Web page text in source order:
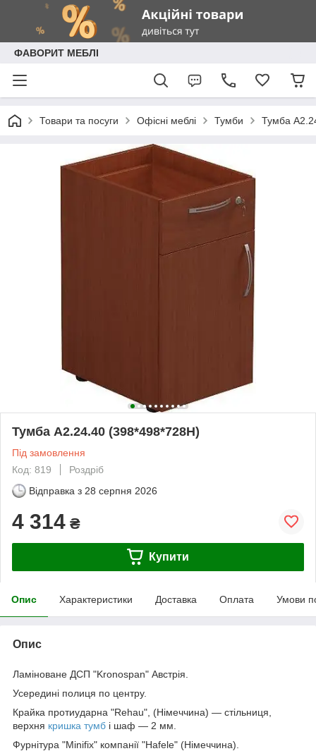
ФАВОРИТ МЕБЛІ
Товари та посуги Офісні меблі Тумби Тумба
Тумба А2.24.40 (398*498*728H)
Під замовлення
Код: 819
Роздріб
Відправка з 28 серпня 2026
4 314 ₴
Купити
Опис Характеристики Доставка Оплата Умови
Опис
Ламіноване ДСП "Kronospan" Австрія.
Усередині полиця по центру.
Крайка протиударна "Rehau", (Німеччина) — стільниця,
верхня кришка тумб і шаф — 2 мм.
Фурнітура "Minifix" компанії "Hafele" (Німеччина).